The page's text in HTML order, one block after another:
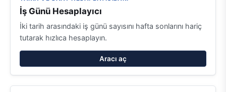
İş Günü Hesaplayıcı
İki tarih arasındaki iş günü sayısını hafta sonlarını hariç
tutarak hızlıca hesaplayın.
Aracı aç